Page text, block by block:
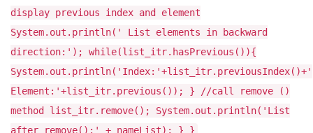
display previous index and element
System.out.println(' List elements in backward
direction:'); while(list_itr.hasPrevious()){
System.out.println('Index:'+list_itr.previousIndex()+'
Element:'+list_itr.previous()); } //call remove ()
method list_itr.remove(); System.out.println('List
after remove():' + nameList); } }